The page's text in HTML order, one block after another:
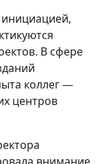
В сфере
коллег —
центров